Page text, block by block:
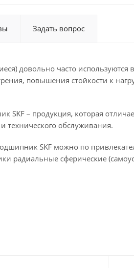
Задать вопрос
довольно часто
повышения стойкости к
– продукция, которая
технического обслуживания.
SKF можно по
радиальные сферические